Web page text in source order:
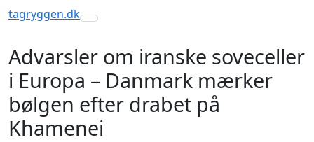
tagryggen.dk
Toggle navigation
Advarsler om iranske soveceller
i Europa – Danmark mærker
bølgen efter drabet på
Khamenei